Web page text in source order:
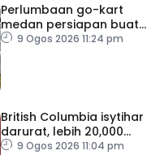
Perlumbaan go-kart
medan persiapan buat
Putera Adam
9 Ogos 2026 11:24 pm
British Columbia isytihar
darurat, lebih 20,000
penduduk dipindahkan
9 Ogos 2026 11:04 pm